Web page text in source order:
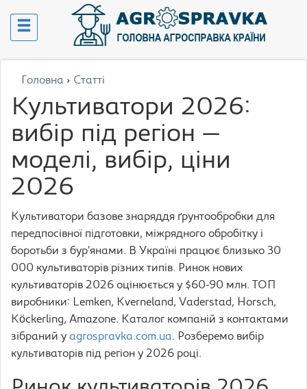
Головна › Статті
Культиватори 2026:
вибір під регіон —
моделі, вибір, ціни
2026
Культиватори базове знаряддя ґрунтообробки для
передпосівної підготовки, міжрядного обробітку і
боротьби з бур’янами. В Україні працює близько 30
000 культиваторів різних типів. Ринок нових
культиваторів 2026 оцінюється у $60-90 млн. ТОП
виробники: Lemken, Kverneland, Vaderstad, Horsch,
Köckerling, Amazone. Каталог компаній з контактами
зібраний у agrospravka.com.ua. Розберемо вибір
культиваторів під регіон у 2026 році.